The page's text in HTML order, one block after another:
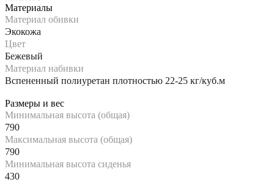
Материалы
Материал обивки
Экокожа
Цвет
Бежевый
Материал набивки
Вспененный полиуретан плотностью 22-25 кг/куб.м
Размеры и вес
Минимальная высота (общая)
790
Максимальная высота (общая)
790
Минимальная высота сиденья
430